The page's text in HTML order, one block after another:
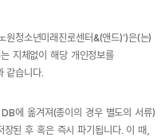
원청소년미래진로센터&(앤드)')은(는)
지체없이 해당 개인정보를
같습니다.
에 옮겨져(종이의 경우 별도의 서류)
된 후 혹은 즉시 파기됩니다. 이 때,